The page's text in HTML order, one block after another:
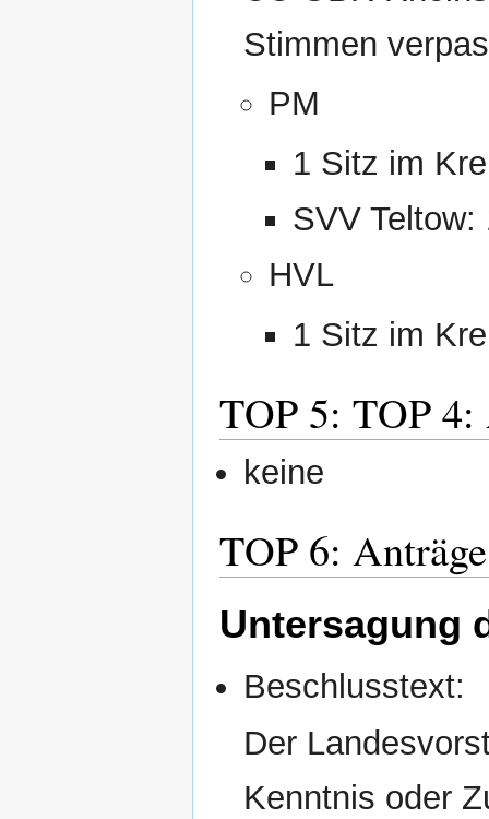
Stimmen
PM
1 Sitz im
SVV Teltow:
HVL
1 Sitz im
TOP 5: TOP 4:
keine
TOP 6:
Untersagung
Beschlusstext:
Der
Kenntnis oder